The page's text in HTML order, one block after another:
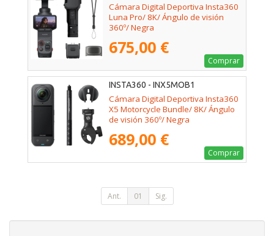
Cámara Digital Deportiva Insta360
Luna Pro/ 8K/ Ángulo de visión
360º/ Negra
675,00 €
Comprar
INSTA360 - INX5MOB1
Cámara Digital Deportiva Insta360
X5 Motorcycle Bundle/ 8K/ Ángulo
de visión 360º/ Negra
689,00 €
Comprar
Ant. 01 Sig.